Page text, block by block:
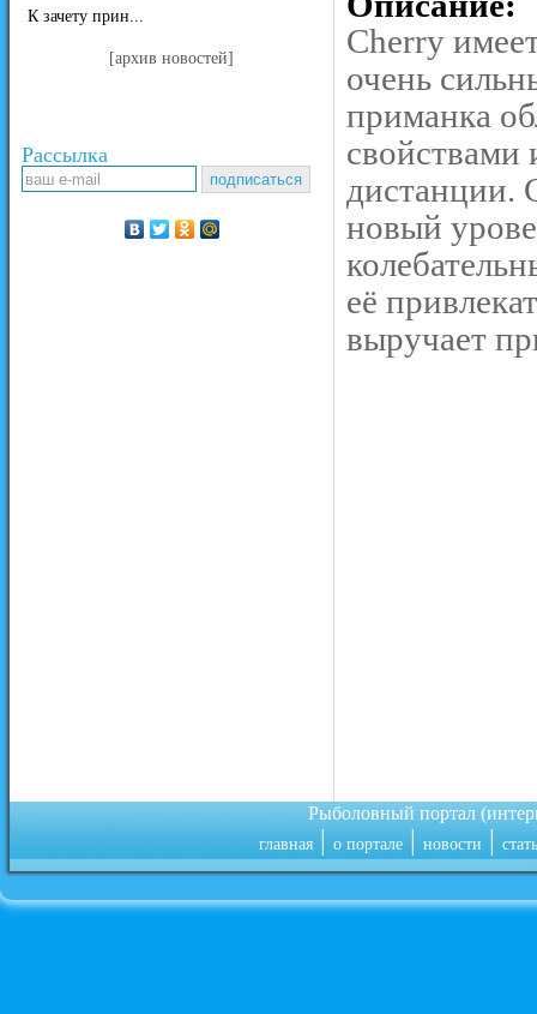
К зачету прин...
[архив новостей]
Рассылка
Cherry
очень
приманка
свойствами
дистанции.
новый
её
выручает
Рыболовный портал
главная|о портале|новости|